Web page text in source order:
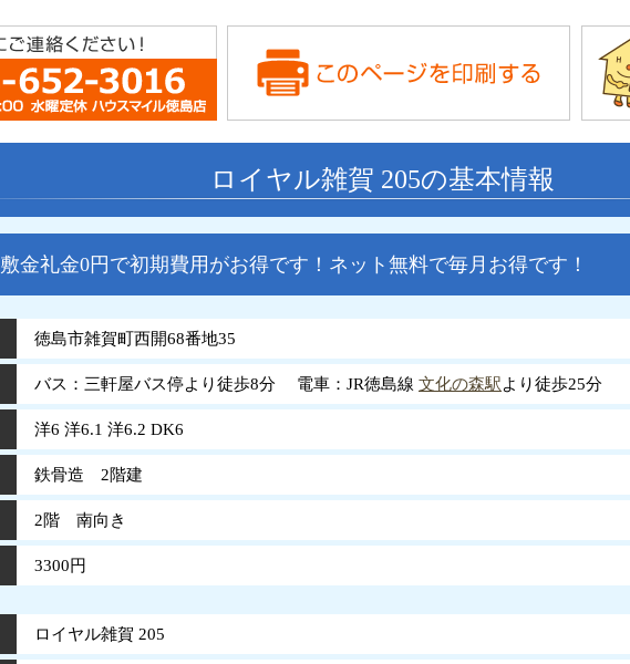
ロイヤル雑賀 205の基本情報
敷金礼金0円で初期費用がお得です！ネット無料で毎月お得です！
徳島市雑賀町西開68番地35
バス：三軒屋バス停より徒歩8分 電車：JR徳島線 文化の森駅より徒歩25分
洋6 洋6.1 洋6.2 DK6
鉄骨造 2階建
2階 南向き
3300円
ロイヤル雑賀 205